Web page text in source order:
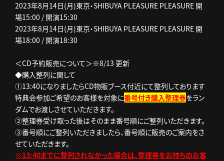
2023年8月14日(月)東京・SHIBUYA PLEASURE PLEASURE 開
場15:00 / 開演15:30
2023年8月14日(月)東京・SHIBUYA PLEASURE PLEASURE 開
場18:00 / 開演18:30
＜CD予約販売について＞※8/13 更新
◆購入整列に関して
①13:40になりましたらCD物販ブース付近にて整列しております
特典会参加ご希望のお客様を対象に番号付き購入整理券をラン
ダムでお渡しさせていただきます。
②整理券受け取った後はそのまま番号順にご整列いただきます。
③番号順にご整列いただきましたら、番号順に販売のご案内をさ
せていただきます。
※13:40までに整列されなかった場合は、整理券をお持ちのお客